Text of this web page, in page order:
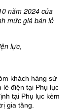
năm 2024 của
mức giá bán lẻ
lực,
khách hàng sử
lẻ điện tại Phụ lục
tại Phụ lục kèm
gia tăng.